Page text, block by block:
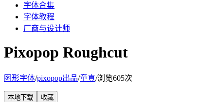
字体合集
字体教程
厂商与设计师
Pixopop Roughcut
图形字体/pixopop出品/童真/浏览605次
本地下载 收藏